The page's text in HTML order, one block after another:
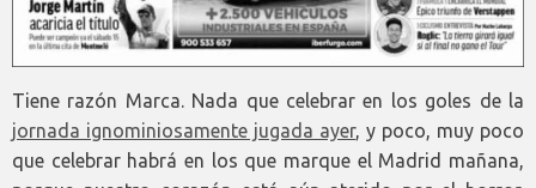
Tiene razón Marca. Nada que celebrar en los goles de la
jornada ignominiosamente jugada ayer, y poco, muy poco
que celebrar habrá en los que marque el Madrid mañana,